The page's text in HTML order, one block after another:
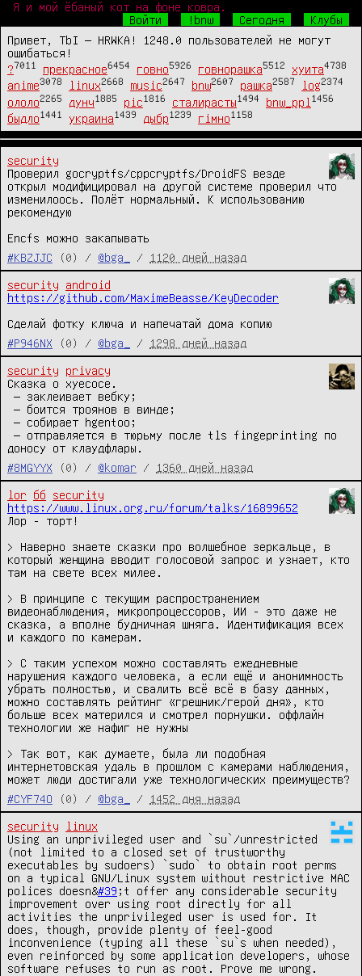
Я и мой ёбаный кот на фоне ковра.
Войти
!bnw Сегодня
Клубы
Привет, TbI — HRWKA! 1248.0 пользователей не могут
ошибаться!
?7011 прекрасное6454 говно5926 говнорашка5512 хуита4738
anime3078 linux2668 music2647 bnw2607 рашка2587 log2374
ололо2265 дунч1885 pic1816 сталирасты1494 bnw_ppl 1456
быдло1441 украина1439 дыбр1239 гімно1158
security
Проверил gocryptfs/cppcryptfs/DroidFS везде
открыл модифицировал на другой системе проверил что
изменилоось. Полёт нормальный. К использованию
рекомендую
Encfs можно закапывать
#KBZJJC
(0) / @bga_ / 1120 дней назад
security
android
https://github.com/MaximeBeasse/KeyDecoder
Сделай фотку ключа и напечатай дома копию
#P946NX
(0) / @bga_ / 1298 дней назад
security
privacy
Сказка о хуесосе.
доносу от клаудфлары.
#8MGYYX
(0) / @komar / 1360 дней назад
lor бб
security
https://www.linux.org.ru/forum/talks/16899652
Лор - торт!
> Наверно знаете сказки про волшебное зеркальце, в
который женщина вводит голосовой запрос и узнает, кто
там на свете всех милее.
> В принципе с текущим распространением
видеонаблюдения, микропроцессоров, ИИ - это даже не
сказка, а вполне будничная шняга. Идентификация всех
и каждого по камерам.
> С таким успехом можно составлять ежедневные
нарушения каждого человека, а если ещё и анонимность
убрать полностью, и свалить всё всё в базу данных,
можно составлять рейтинг «грешник/герой дня», кто
больше всех матерился и смотрел порнушки. оффлайн
технологии же нафиг не нужны
> Так вот, как думаете, была ли подобная
интернетовская удаль в прошлом с камерами наблюдения,
может люди достигали уже технологических преимуществ?
#CYF74O
(0) / @bga_ / 1452 дня назад
security
linux
Using an unprivileged user and `su`/unrestricted
(not limited to a closed set of trustworthy
executables by sudoers) `sudo` to obtain root perms
on a typical GNU/Linux system without restrictive MAC
polices doesn&#39 ;t offer any considerable security
improvement over using root directly for all
activities the unprivileged user is used for. It
does, though, provide plenty of feel-good
inconvenience (typing all these `su`s when needed),
even reinforced by some application developers, whose
software refuses to run as root. Prove me wrong.